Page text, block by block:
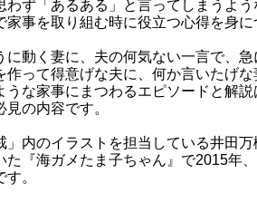
わず「あるある」と言ってしまうよ
家事を取り組む時に役立つ心得を身に
に動く妻に、夫の何気ない一言で、
作って得意げな夫に、何か言いたげ
うな家事にまつわるエピソードと解
の内容です。
」内のイラストを担当している井田
た『海ガメたま子ちゃん』で2015年
。